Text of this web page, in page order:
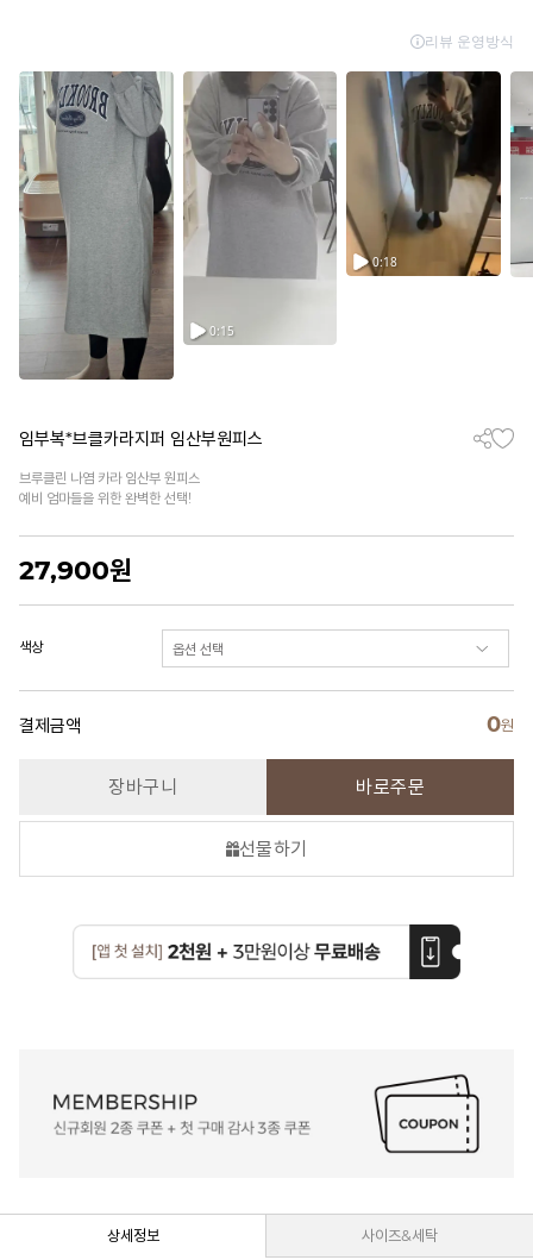
임부복*브클카라지퍼 임산부원피스
브루클린 나염 카라 임산부 원피스
예비 엄마들을 위한 완벽한 선택!
27,900원
색상
결제금액 0원
장바구니 바로주문
선물하기
상세정보 사이즈&세탁